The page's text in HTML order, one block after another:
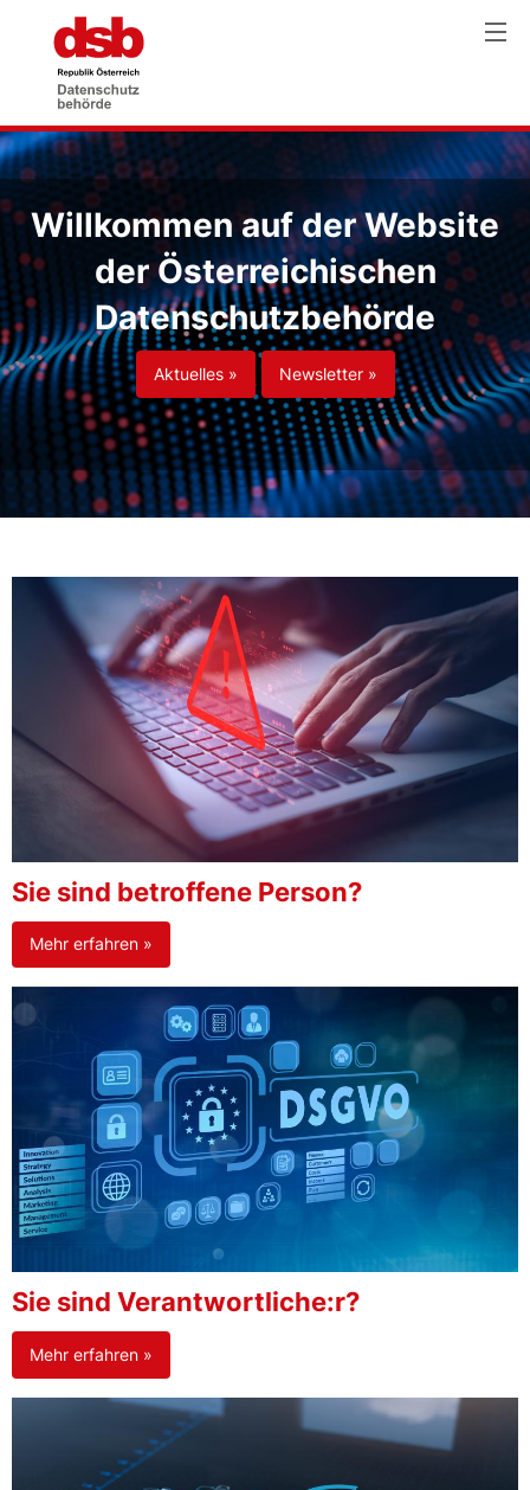
Willkommen auf der Website
der Österreichischen
Datenschutzbehörde
Aktuelles » Newsletter »
Sie sind betroffene Person?
Mehr erfahren »
Sie sind Verantwortliche:r?
Mehr erfahren »